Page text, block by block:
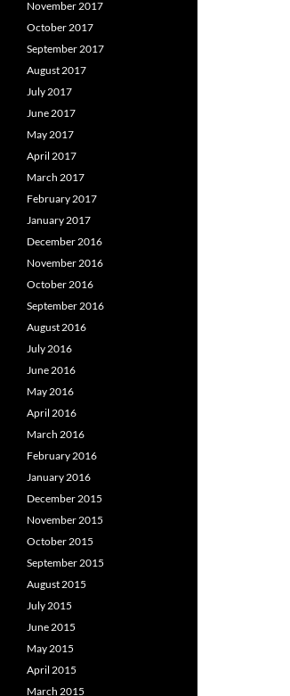
November 2017
October 2017
September 2017
August 2017
July 2017
June 2017
May 2017
April 2017
March 2017
February 2017
January 2017
December 2016
November 2016
October 2016
September 2016
August 2016
July 2016
June 2016
May 2016
April 2016
March 2016
February 2016
January 2016
December 2015
November 2015
October 2015
September 2015
August 2015
July 2015
June 2015
May 2015
April 2015
March 2015